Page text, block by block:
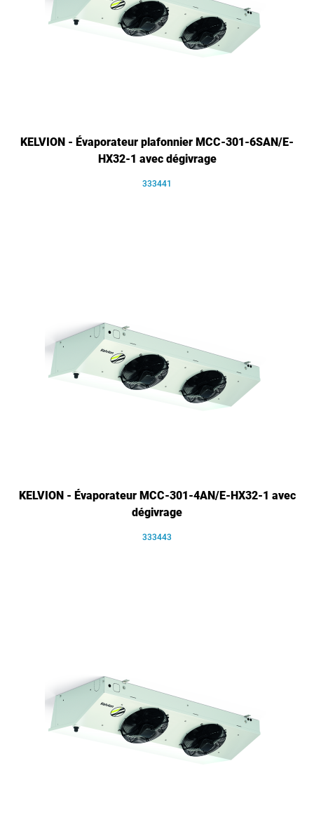
KELVION - Évaporateur plafonnier MCC-301-6SAN/E-
HX32-1 avec dégivrage
333441
KELVION - Évaporateur MCC-301-4AN/E-HX32-1 avec
dégivrage
333443